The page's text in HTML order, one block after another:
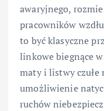
awaryjnego,
pracowników
to być klasyczne
linkowe biegnące
maty i listwy czułe
umożliwienie
ruchów